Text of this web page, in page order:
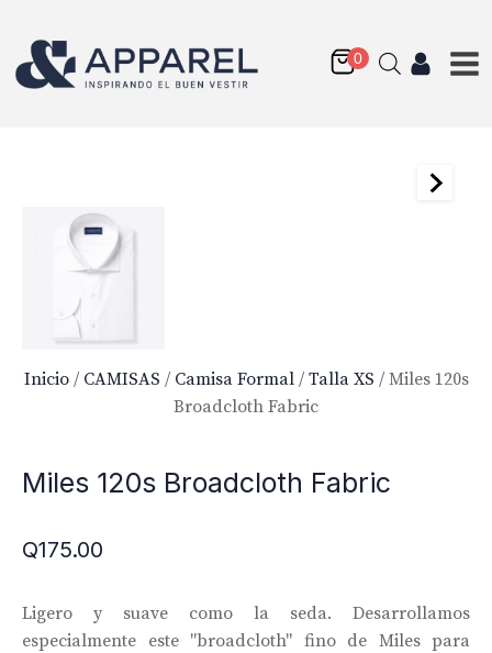
Inicio/ CAMISAS / Camisa Formal/ Talla XS / Miles 120s
Broadcloth Fabric
Miles 120s Broadcloth Fabric
Q175.00
Ligero y suave como la seda. Desarrollamos
especialmente este "broadcloth" fino de Miles para